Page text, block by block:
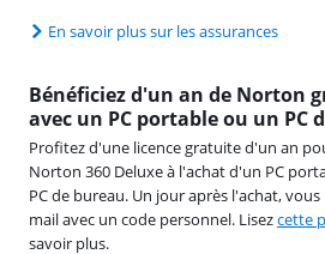
En savoir plus sur les assurances
Bénéficiez d'un an de Norton
avec un PC portable ou un PC
Profitez d'une licence gratuite d'un an
Norton 360 Deluxe à l'achat d'un PC
PC de bureau. Un jour après l'achat, vous
mail avec un code personnel. Lisezcette
savoir plus.